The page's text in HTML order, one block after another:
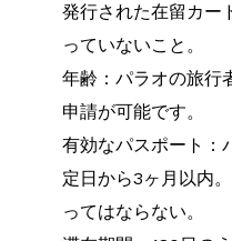
発行された在留カー
っていないこと。
年齢：パラオの旅行
申請が可能です。
有効なパスポート：
定日から3ヶ月以内
ってはならない。